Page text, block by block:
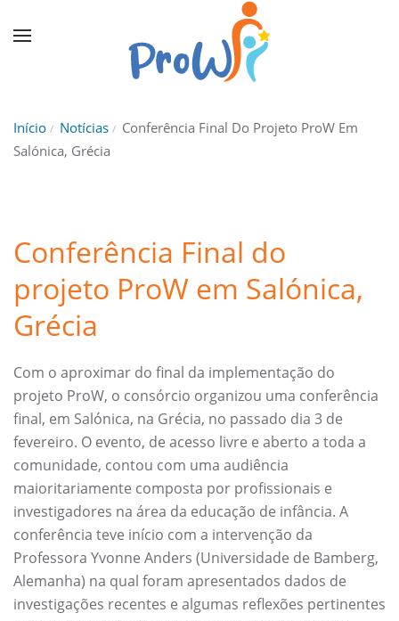
Início Notícias
Conferência Final Do Projeto ProW Em
Salónica, Grécia
Conferência Final do
projeto ProW em Salónica,
Grécia
Com o aproximar do final da implementação do
projeto ProW, o consórcio organizou uma conferência
final, em Salónica, na Grécia, no passado dia 3 de
fevereiro. O evento, de acesso livre e aberto a toda a
comunidade, contou com uma audiência
maioritariamente composta por profissionais e
investigadores na área da educação de infância. A
conferência teve início com a intervenção da
Professora Yvonne Anders (Universidade de Bamberg,
Alemanha) na qual foram apresentados dados de
investigações recentes e algumas reflexões pertinentes